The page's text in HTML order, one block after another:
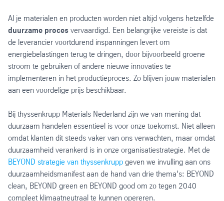
Al je materialen en producten worden niet altijd volgens hetzelfde
duurzame proces vervaardigd. Een belangrijke vereiste is dat
de leverancier voortdurend inspanningen levert om
energiebelastingen terug te dringen, door bijvoorbeeld groene
stroom te gebruiken of andere nieuwe innovaties te
implementeren in het productieproces. Zo blijven jouw materialen
aan een voordelige prijs beschikbaar.
Bij thyssenkrupp Materials Nederland zijn we van mening dat
duurzaam handelen essentieel is voor onze toekomst. Niet alleen
omdat klanten dit steeds vaker van ons verwachten, maar omdat
duurzaamheid verankerd is in onze organisatiestrategie. Met de
BEYOND strategie van thyssenkrupp geven we invulling aan ons
duurzaamheidsmanifest aan de hand van drie thema’s: BEYOND
clean, BEYOND green en BEYOND good om zo tegen 2040
compleet klimaatneutraal te kunnen opereren.